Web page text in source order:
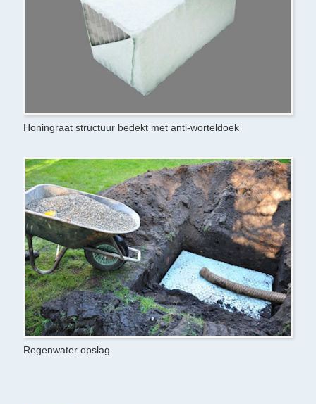
Honingraat structuur bedekt met anti-worteldoek
Regenwater opslag